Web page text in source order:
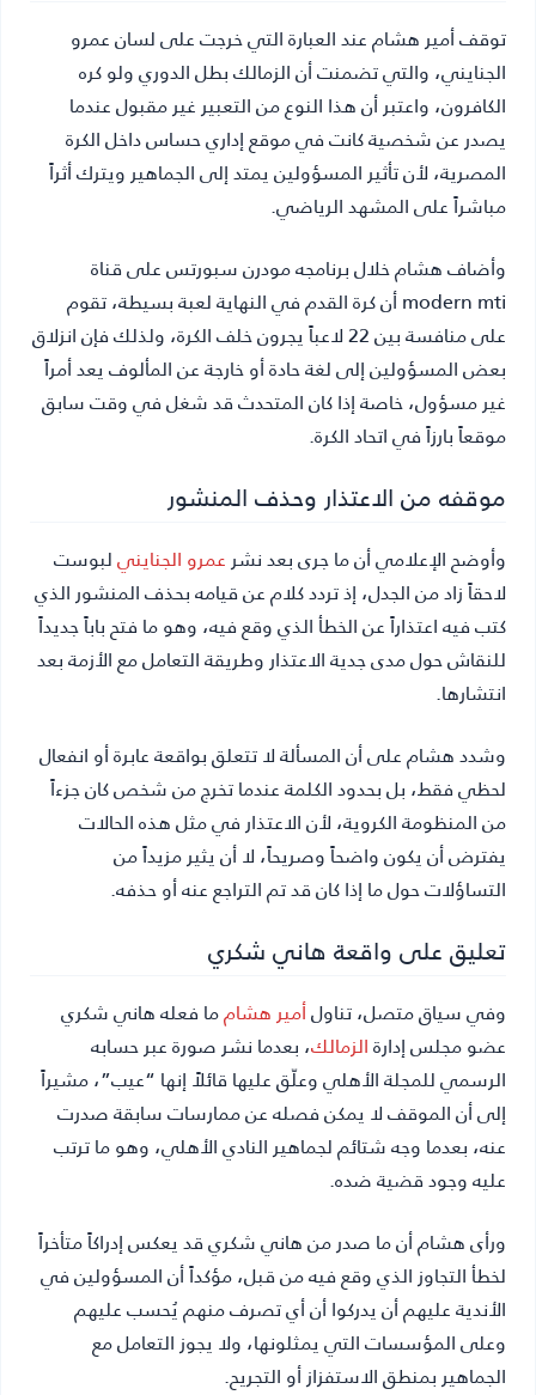
توقف أمير هشام عند العبارة التي خرجت على لسان عمرو
الجنايني، والتي تضمنت أن الزمالك بطل الدوري ولو كره
الكافرون، واعتبر أن هذا النوع من التعبير غير مقبول عندما
يصدر عن شخصية كانت في موقع إداري حساس داخل الكرة
المصرية، لأن تأثير المسؤولين يمتد إلى الجماهير ويترك أثراً
مباشراً على المشهد الرياضي.
وأضاف هشام خلال برنامجه مودرن سبورتس على قناة
modern mti أن كرة القدم في النهاية لعبة بسيطة، تقوم
على منافسة بين 22 لاعباً يجرون خلف الكرة، ولذلك فإن انزلاق
بعض المسؤولين إلى لغة حادة أو خارجة عن المألوف يعد أمراً
غير مسؤول، خاصة إذا كان المتحدث قد شغل في وقت سابق
موقعاً بارزاً في اتحاد الكرة.
موقفه من الاعتذار وحذف المنشور
وأوضح الإعلامي أن ما جرى بعد نشرعمرو الجناينيلبوست
لاحقاً زاد من الجدل، إذ تردد كلام عن قيامه بحذف المنشور الذي
كتب فيه اعتذاراً عن الخطأ الذي وقع فيه، وهو ما فتح باباً جديداً
للنقاش حول مدى جدية الاعتذار وطريقة التعامل مع الأزمة بعد
انتشارها.
وشدد هشام على أن المسألة لا تتعلق بواقعة عابرة أو انفعال
لحظي فقط، بل بحدود الكلمة عندما تخرج من شخص كان جزءاً
من المنظومة الكروية، لأن الاعتذار في مثل هذه الحالات
يفترض أن يكون واضحاً وصريحاً، لا أن يثير مزيداً من
التساؤلات حول ما إذا كان قد تم التراجع عنه أو حذفه.
تعليق على واقعة هاني شكري
وفي سياق متصل، تناولأمير هشامما فعله هاني شكري
عضو مجلس إدارةالزمالك، بعدما نشر صورة عبر حسابه
الرسمي للمجلة الأهلي وعلّق عليها قائلاً إنها “عيب”، مشيراً
إلى أن الموقف لا يمكن فصله عن ممارسات سابقة صدرت
عنه، بعدما وجه شتائم لجماهير النادي الأهلي، وهو ما ترتب
عليه وجود قضية ضده.
ورأى هشام أن ما صدر من هاني شكري قد يعكس إدراكاً متأخراً
لخطأ التجاوز الذي وقع فيه من قبل، مؤكداً أن المسؤولين في
الأندية عليهم أن يدركوا أن أي تصرف منهم يُحسب عليهم
وعلى المؤسسات التي يمثلونها، ولا يجوز التعامل مع
الجماهير بمنطق الاستفزاز أو التجريح.